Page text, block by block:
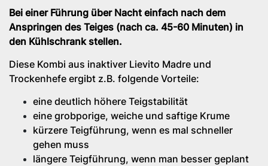
Bei einer Führung über Nacht einfach nach dem
Anspringen des Teiges (nach ca. 45-60 Minuten) in
den Kühlschrank stellen.
Diese Kombi aus inaktiver Lievito Madre und
Trockenhefe ergibt z.B. folgende Vorteile:
eine deutlich höhere Teigstabilität
eine grobporige, weiche und saftige Krume
kürzere Teigführung, wenn es mal schneller
gehen muss
längere Teigführung, wenn man besser geplant